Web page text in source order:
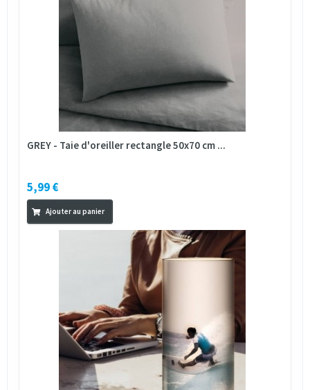
GREY - Taie d'oreiller rectangle 50x70 cm ...
5,99 €
Ajouter au panier